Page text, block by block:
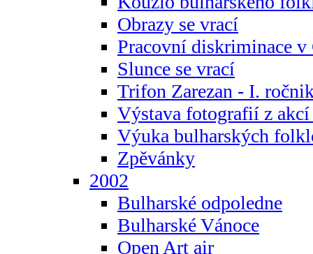
Obrazy se vrací
Pracovní diskriminace
Slunce se vrací
Trifon Zarezan - I.
Výstava fotografií z akcí
Výuka bulharských
Zpěvánky
2002
Bulharské odpoledne
Bulharské Vánoce
Open Art air